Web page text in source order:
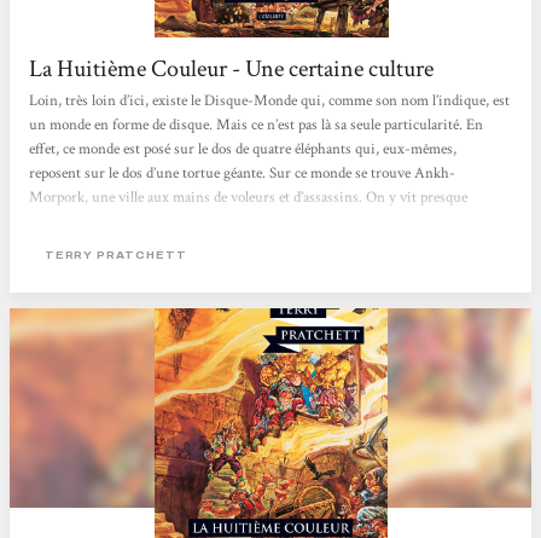
La Huitième Couleur - Une certaine culture
Loin, très loin d’ici, existe le Disque-Monde qui, comme son nom l’indique, est
un monde en forme de disque. Mais ce n’est pas là sa seule particularité. En
effet, ce monde est posé sur le dos de quatre éléphants qui, eux-mêmes,
reposent sur le dos d’une tortue géante. Sur ce monde se trouve Ankh-
Morpork, une ville aux mains de voleurs et d’assassins. On y vit presque
villégiature. J’ai enfin pris le temps de lire le premier tome de ce célébrissime
TERRY PRATCHETT